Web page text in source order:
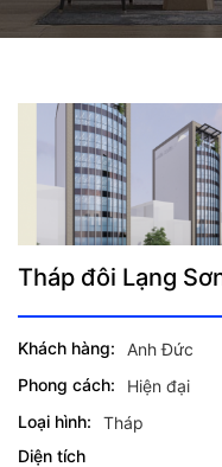
Tháp đôi Lạng
Khách hàng:
Anh Đức
Phong cách:
Hiện đại
Loại hình:
Tháp
Diện tích